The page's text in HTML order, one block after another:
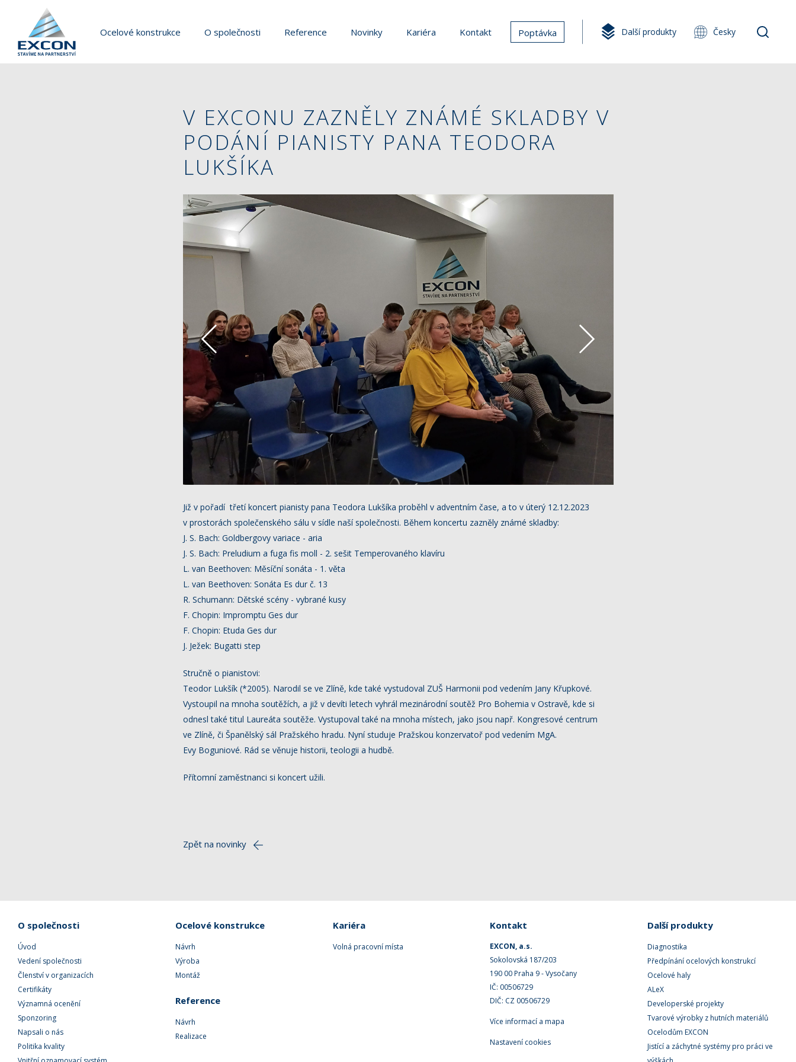
Ocelové konstrukce O společnosti Reference Novinky Kariéra Kontakt Poptávka Další produkty Česky
V EXCONU ZAZNĚLY ZNÁMÉ SKLADBY V
PODÁNÍ PIANISTY PANA TEODORA
LUKŠÍKA
Již v pořadí třetí koncert pianisty pana Teodora Lukšíka proběhl v adventním čase, a to v úterý 12.12.2023
v prostorách společenského sálu v sídle naší společnosti. Během koncertu zazněly známé skladby:
J. S. Bach: Goldbergovy variace - aria
J. S. Bach: Preludium a fuga fis moll - 2. sešit Temperovaného klavíru
L. van Beethoven: Měsíční sonáta - 1. věta
L. van Beethoven: Sonáta Es dur č. 13
R. Schumann: Dětské scény - vybrané kusy
F. Chopin: Impromptu Ges dur
F. Chopin: Etuda Ges dur
J. Ježek: Bugatti step
Stručně o pianistovi:
Teodor Lukšík (*2005). Narodil se ve Zlíně, kde také vystudoval ZUŠ Harmonii pod vedením Jany Křupkové.
Vystoupil na mnoha soutěžích, a již v devíti letech vyhrál mezinárodní soutěž Pro Bohemia v Ostravě, kde si
odnesl také titul Laureáta soutěže. Vystupoval také na mnoha místech, jako jsou např. Kongresové centrum
ve Zlíně, či Španělský sál Pražského hradu. Nyní studuje Pražskou konzervatoř pod vedením MgA.
Evy Boguniové. Rád se věnuje historii, teologii a hudbě.
Přítomní zaměstnanci si koncert užili.
Zpět na novinky
O společnosti
Úvod
Vedení společnosti
Členství v organizacích
Certifikáty
Významná ocenění
Sponzoring
Napsali o nás
Politika kvality
Ocelové konstrukce
Návrh
Výroba
Montáž
Reference
Návrh
Realizace
Kariéra
Volná pracovní místa
Kontakt
EXCON, a.s.
Sokolovská 187/203
190 00 Praha 9 - Vysočany
IČ: 00506729
DIČ: CZ 00506729
Více informací a mapa
Nastavení cookies
Další produkty
Diagnostika
Předpínání ocelových konstrukcí
Ocelové haly
ALeX
Developerské projekty
Tvarové výrobky z hutních materiálů
Ocelodům EXCON
Jistící a záchytné systémy pro práci ve